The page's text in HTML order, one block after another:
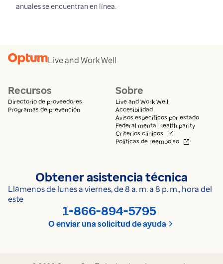
anuales se encuentran en línea.
Live and Work Well
Recursos
Directorio de proveedores
Programas de prevención
Sobre
Live and Work Well
Accesibilidad
Avisos específicos por estado
Federal mental health parity
Criterios clínicos
Políticas de reembolso
Obtener asistencia técnica
Llámenos de lunes a viernes, de 8 a. m. a 8 p. m., hora del
este
1-866-894-5795
O enviar una solicitud de ayuda